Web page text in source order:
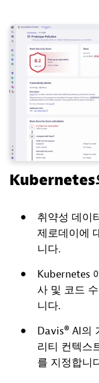
Kubernetes
취약성 데이
제로데이에
니다.
Kubernetes
사 및 코드
니다.
Davis® Al의
리티 컨텍스
를 지정합니